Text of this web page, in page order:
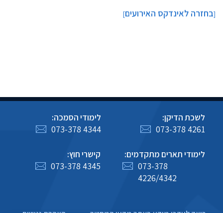
[בחזרה לאינדקס האירועים]
לשכת הדיקן:
073-378 4261
לימודי הסמכה:
073-378 4344
לימודי תארים מתקדמים:
073-378
4226/4342
קישרי חוץ:
073-378 4345